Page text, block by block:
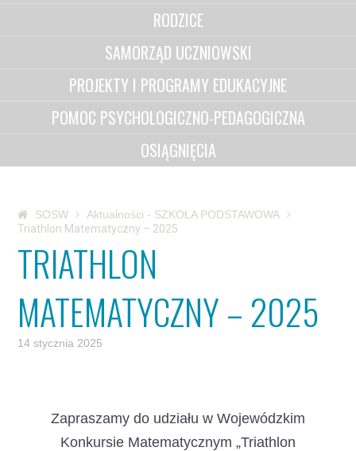
RODZICE
SAMORZĄD UCZNIOWSKI
PROJEKTY I PROGRAMY EDUKACYJNE
POMOC PSYCHOLOGICZNO-PEDAGOGICZNA
OSIĄGNIĘCIA
SOSW
Aktualności - SZKOŁA PODSTAWOWA
Triathlon Matematyczny – 2025
TRIATHLON
MATEMATYCZNY – 2025
14 stycznia 2025
Zapraszamy do udziału w Wojewódzkim
Konkursie Matematycznym „Triathlon